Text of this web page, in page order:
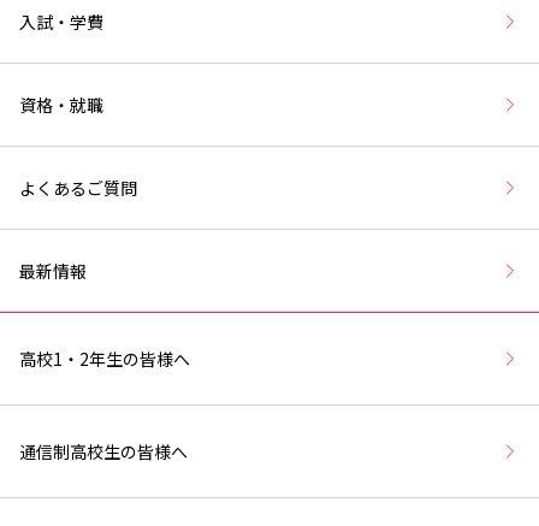
入試・学費
資格・就職
よくあるご質問
最新情報
高校1・2年生の皆様へ
通信制高校生の皆様へ